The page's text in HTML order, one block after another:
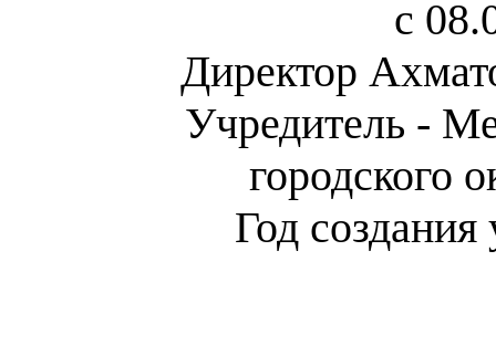
с
Директор
Учредитель -
городского
Год